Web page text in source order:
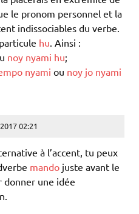
le pronom personnel et la
indissociables du verbe.
hu . Ainsi :
noy nyami hu;
nyami ou noy jo nyami
02:21
à l’accent, tu peux
mando juste avant le
donner une idée